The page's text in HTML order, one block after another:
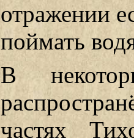
отражении
поймать
В
частях